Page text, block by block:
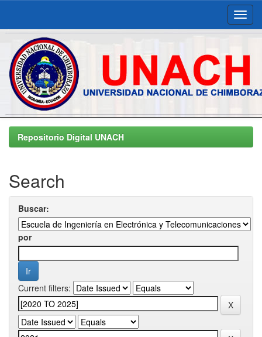
Skip
navigationRepositorio Digital UNACH
Search
Buscar:
por
Current filters: